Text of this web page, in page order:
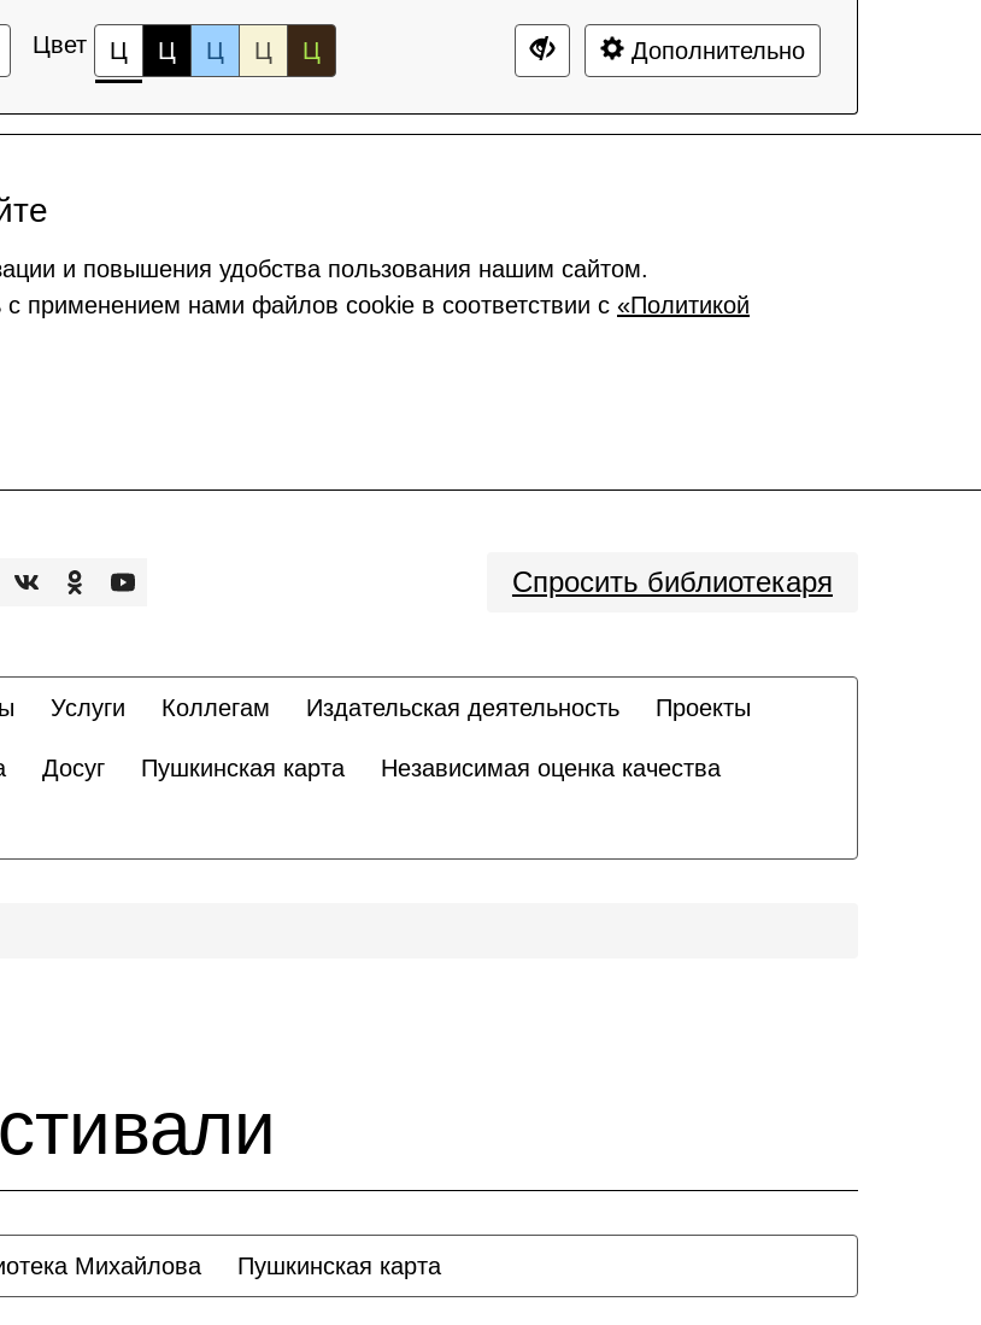
Цвет Ц Ц Ц Ц Ц Дополнительно
и повышения удобства пользования нашим сайтом.
применением нами файлов cookie в соответствии с «Политикой
Спросить библиотекаря
Услуги Коллегам Издательская деятельность Проекты
Досуг Пушкинская карта Независимая оценка качества
Михайлова Пушкинская карта